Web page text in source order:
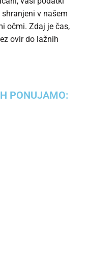
v našem
očmi. Zdaj je čas,
ovir do lažnih
PONUJAMO: